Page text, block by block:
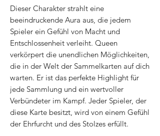
Dieser Charakter strahlt eine
beeindruckende Aura aus, die jedem
Spieler ein Gefühl von Macht und
Entschlossenheit verleiht. Queen
verkörpert die unendlichen Möglichkeiten,
die in der Welt der Sammelkarten auf dich
warten. Er ist das perfekte Highlight für
jede Sammlung und ein wertvoller
Verbündeter im Kampf. Jeder Spieler, der
diese Karte besitzt, wird von einem Gefühl
der Ehrfurcht und des Stolzes erfüllt.